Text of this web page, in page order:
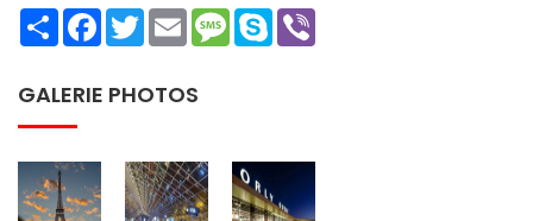
ShareFacebookTwitterEmailMessage
Skype
GALERIE PHOTOS